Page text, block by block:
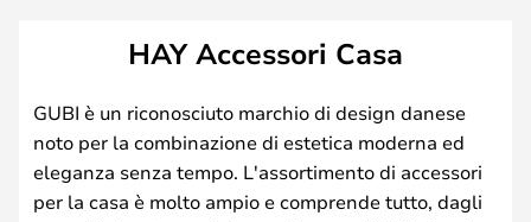
HAY Accessori Casa
GUBI è un riconosciuto marchio di design danese
noto per la combinazione di estetica moderna ed
eleganza senza tempo. L'assortimento di accessori
per la casa è molto ampio e comprende tutto, dagli